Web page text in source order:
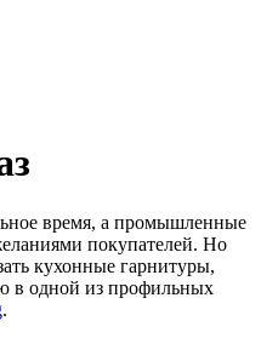
время, а промышленные
покупателей. Но
кухонные гарнитуры,
в одной из профильных
.